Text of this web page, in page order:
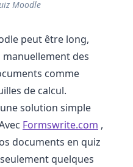
Moodle
peut être long,
des
comme
de calcul.
solution simple
Formswrite.com ,
documents en quiz
quelques